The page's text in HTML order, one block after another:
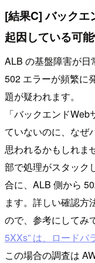
[結果C] バックエ
起因している可能
ALB の基盤障害が日
502 エラーが頻繁に
題が疑われます。
「バックエンド
ていないのに、なぜ
思われるかもしれま
部で処理がスタック
合に、ALB 側から
ます。詳しい確認方
ので、参考にしてみ
5XXs” は、ロードバ
この場合の調査は